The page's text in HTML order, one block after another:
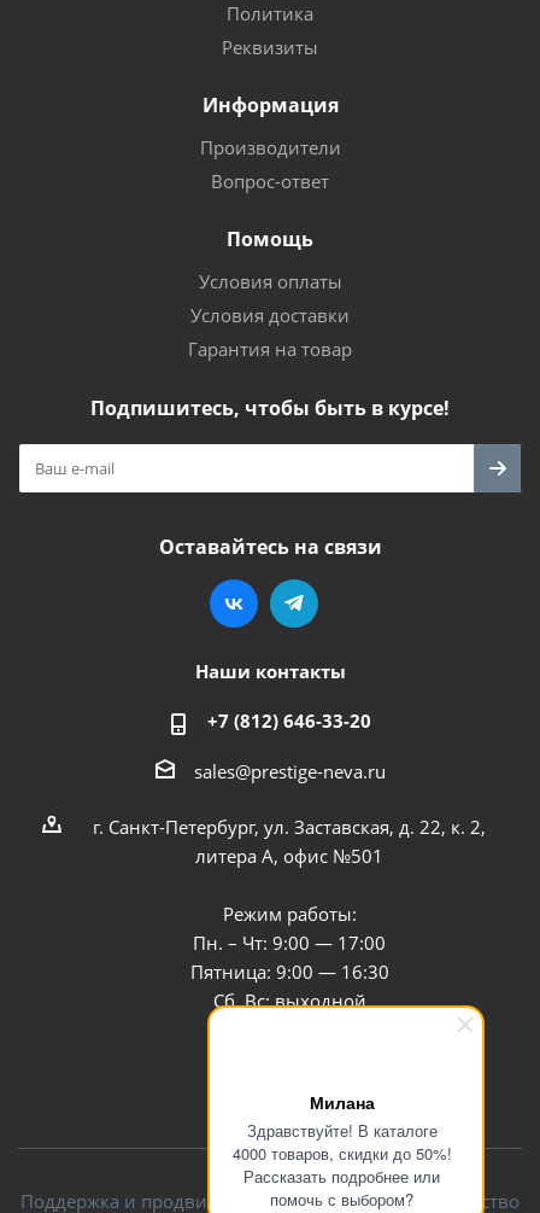
Милана
Здравствуйте! В каталоге
4000 товаров, скидки до 50%!
Рассказать подробнее или
помочь с выбором?
Политика
Реквизиты
Информация
Производители
Вопрос-ответ
Помощь
Условия оплаты
Условия доставки
Гарантия на товар
Подпишитесь, чтобы быть в курсе!
Оставайтесь на связи
Наши контакты
+7 (812) 646-33-20
sales@prestige-neva.ru
г. Санкт-Петербург, ул. Заставская, д. 22, к. 2,
литера А, офис №501
Режим работы:
Пн. – Чт: 9:00 — 17:00
Пятница: 9:00 — 16:30
Сб, Вс: выходной
Поддержка и продвижение сайта — интернет-агентство